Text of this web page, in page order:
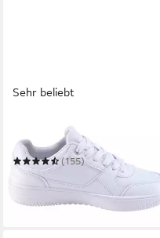
Sehr beliebt
RD18 VINTAGE LOW Sneaker
(155)
39,99 € 44,99 €
in 1-2 Werktagen bei dir